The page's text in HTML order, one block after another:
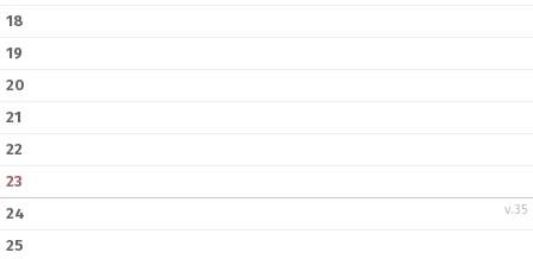
18
19
20
21
22
23
v.35
24
25